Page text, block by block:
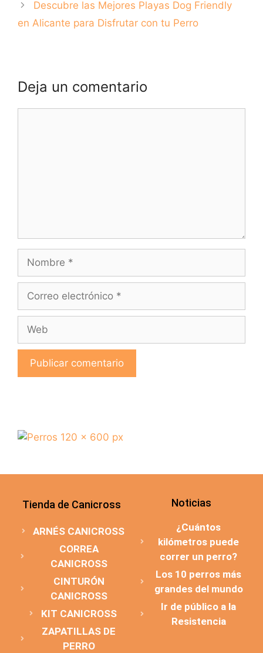
Descubre las Mejores Playas Dog Friendly
en Alicante para Disfrutar con tu Perro
Deja un comentario
Tienda de Canicross
ARNÉS CANICROSS
CORREA
CANICROSS
CINTURÓN
CANICROSS
KIT CANICROSS
ZAPATILLAS DE
PERRO
Noticias
¿Cuántos
kilómetros puede
correr un perro?
Los 10 perros más
grandes del mundo
Ir de público a la
Resistencia